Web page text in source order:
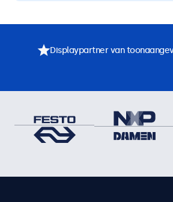
Displaypartner van